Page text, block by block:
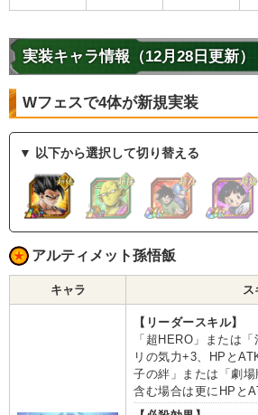
実装キャラ情報（12月28日更新）
Wフェスで4体が新規実装
▼ 以下から選択して切り替える
アルティメット孫悟飯
キャラ ス
【リーダースキル】
「超HERO」または
リの気力+3、HPと
子の絆」または「劇
含む場合は更にHPと